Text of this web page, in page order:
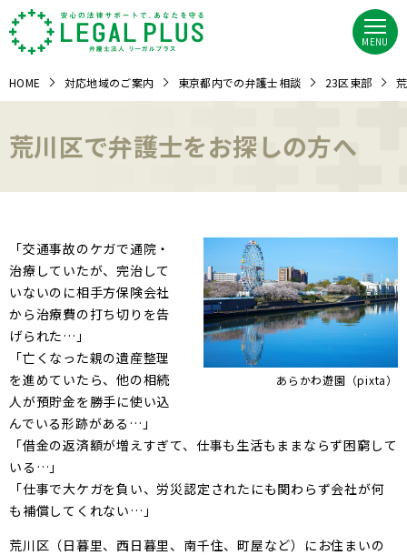
MENU
HOME 対応地域のご案内 東京都内での弁護士相談 23区東部
荒川区で弁護士をお探しの方へ
あらかわ遊園（pixta）
「交通事故のケガで通院・
治療していたが、完治して
いないのに相手方保険会社
から治療費の打ち切りを告
げられた…」
「亡くなった親の遺産整理
を進めていたら、他の相続
人が預貯金を勝手に使い込
んでいる形跡がある…」
「借金の返済額が増えすぎて、仕事も生活もままならず困窮して
いる…」
「仕事で大ケガを負い、労災認定されたにも関わらず会社が何
も補償してくれない…」
荒川区（日暮里、西日暮里、南千住、町屋など）にお住まいの